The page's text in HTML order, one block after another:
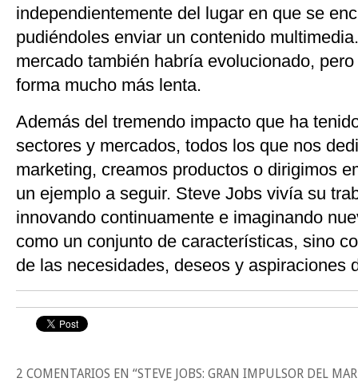
independientemente del lugar en que se
pudiéndoles enviar un contenido
mercado también habría evolucionado,
forma mucho más lenta.
Además del tremendo impacto que ha
sectores y mercados, todos los que nos
marketing, creamos productos o dirigimos
un ejemplo a seguir. Steve Jobs vivía su
innovando continuamente e imaginando
como un conjunto de características, sino
de las necesidades, deseos y aspiraciones
2 COMENTARIOS EN “STEVE JOBS: GRAN IMPULSOR DEL